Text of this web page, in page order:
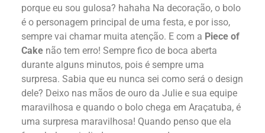
porque eu sou gulosa? hahaha Na decoração, o bolo
é o personagem principal de uma festa, e por isso,
sempre vai chamar muita atenção. E com a Piece of
Cake não tem erro! Sempre fico de boca aberta
durante alguns minutos, pois é sempre uma
surpresa. Sabia que eu nunca sei como será o design
dele? Deixo nas mãos de ouro da Julie e sua equipe
maravilhosa e quando o bolo chega em Araçatuba, é
uma surpresa maravilhosa! Quando penso que ela